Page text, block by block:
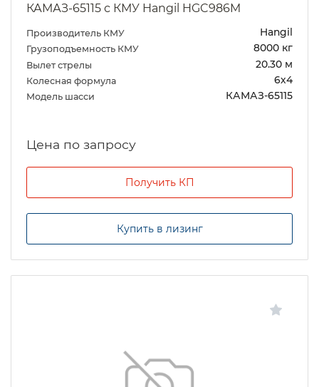
КАМАЗ-65115 с КМУ Hangil HGC986M
Производитель КМУ Hangil
Грузоподъемность КМУ 8000 кг
Вылет стрелы 20.30 м
Колесная формула 6х4
Модель шасси КАМАЗ-65115
Цена по запросу
Получить КП
Купить в лизинг